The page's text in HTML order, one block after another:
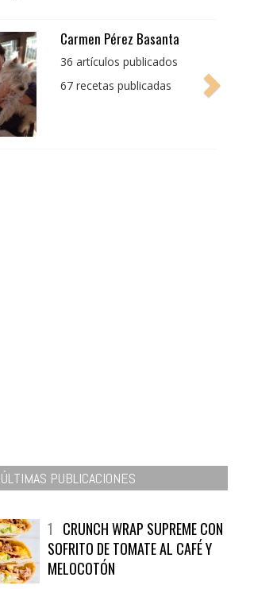
Pedro Manuel Collado
Cruz
producto bien tratado
ÚLTIMAS PUBLICACIONES